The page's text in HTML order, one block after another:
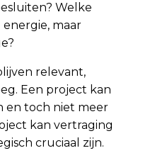
Welke
maar
relevant,
Een project kan
en toch niet meer
kan vertraging
cruciaal zijn.